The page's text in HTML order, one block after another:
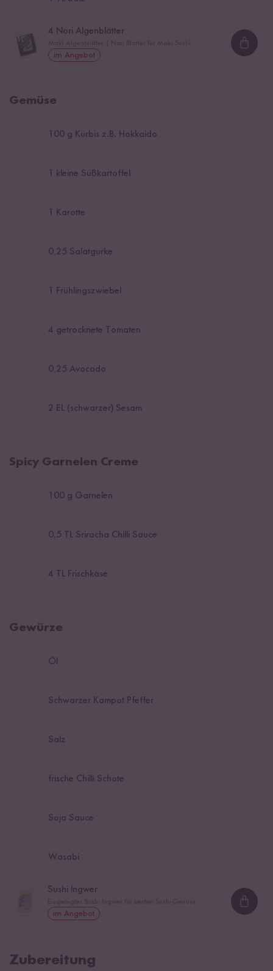
4 Nori Algenblätter
im Angebot
Gemüse
100 g Kürbis z.B. Hokkaido
1 kleine Süßkartoffel
1 Karotte
0,25 Salatgurke
1 Frühlingszwiebel
4 getrocknete Tomaten
0,25 Avocado
2 EL (schwarzer) Sesam
Spicy Garnelen Creme
100 g Garnelen
0,5 TL Sriracha Chilli Sauce
4 TL Frischkäse
Gewürze
Öl
Schwarzer Kampot Pfeffer
Salz
frische Chilli Schote
Soja Sauce
Wasabi
Sushi Ingwer
im Angebot
Zubereitung